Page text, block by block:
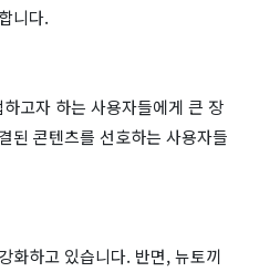
니다.
고자 하는 사용자들에게 큰 장
된 콘텐츠를 선호하는 사용자들
화하고 있습니다. 반면, 뉴토끼